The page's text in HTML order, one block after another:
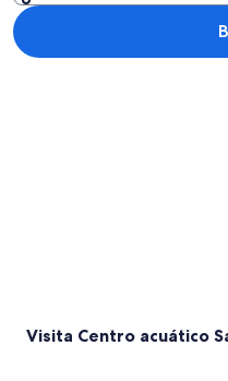
Visita Centro acuático